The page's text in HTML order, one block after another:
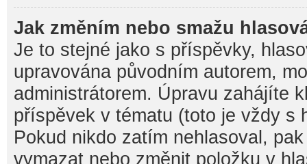
Jak změním nebo smažu
Je to stejné jako s příspěvky,
upravována původním autorem,
administrátorem. Úpravu zahájíte
příspěvek v tématu (toto je vždy s
Pokud nikdo zatím nehlasoval,
vymazat nebo změnit položku v